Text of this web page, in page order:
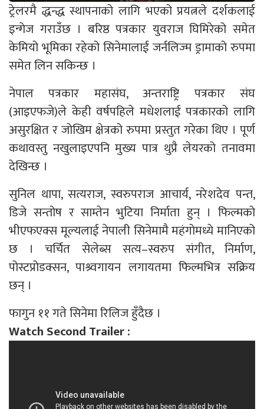
ट्रेलरमै द्धन्द्ध स्थापनाको लागि भएको प्रयत्नले दर्शकलाई
इन्गेज गराउँछ । बरिष्ठ पत्रकार युवराज घिमिरेको समेत
केमियो भूमिका रहेको सिनेमालाई जर्नलिज्म ड्रामाको रुपमा
समेत लिन सकिन्छ ।
नेपाल पत्रकार महासंघ, अन्तराष्ट्रि पत्रकार संघ
(आइएफजे)ले केही वर्षपहिले मधेशलाई पत्रकारको लागि
असुरक्षित र जोखिम क्षेत्रको रुपमा प्रस्तुत गरेका थिए । पूर्ण
कथावस्तु नखुलाइएपनि मुख्य पात्र थुप्रै लेयरको तनावमा
देखिन्छ ।
सुनिल थापा, सत्यराज, स्वरुपराज आचार्य, नरेशदेव पन्त,
डिजे सन्तोष र साम्तेन भुटिया निर्माता हुन् । फिल्मको
भीएफएक्स मूल्यलाई नेपाली सिनेमामै महंगोमध्ये मानिएको
छ । चर्चित सेलेब्स सत्य–स्वरुप संगीत, निर्माण,
पोस्टप्रोडक्सन, पाश्र्वगायन लगायतमा फिल्मभित्र सक्रिय
छन् ।
फागुन ११ गते सिनेमा रिलिज हुँदैछ ।
Watch Second Trailer :